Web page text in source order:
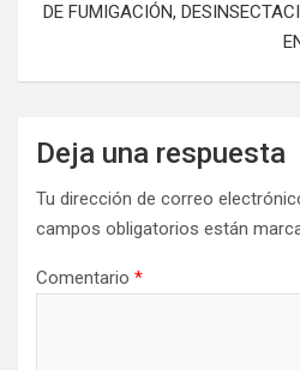
DE FUMIGACIÓN,
Deja una respuesta
Tu dirección de correo
campos obligatorios están
Comentario *